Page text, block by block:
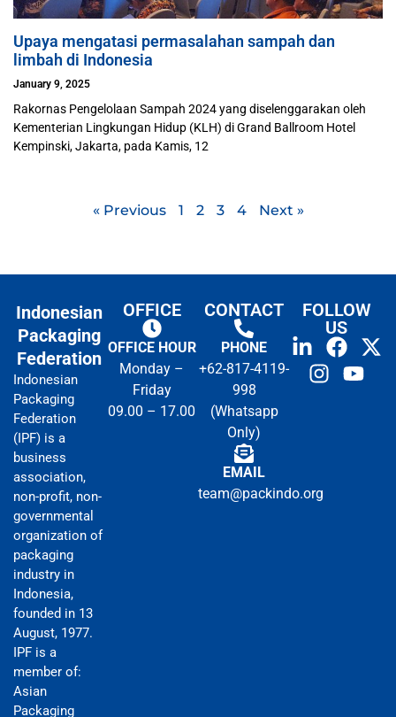
Upaya mengatasi permasalahan sampah dan
limbah di Indonesia
January 9, 2025
Rakornas Pengelolaan Sampah 2024 yang diselenggarakan oleh
Kementerian Lingkungan Hidup (KLH) di Grand Ballroom Hotel
Kempinski, Jakarta, pada Kamis, 12
« Previous 1 2 3 4 Next »
Indonesian
Packaging
Federation
Indonesian
Packaging
Federation
(IPF) is a
business
association,
non-profit, non-
governmental
organization of
packaging
industry in
Indonesia,
founded in 13
August, 1977.
IPF is a
member of:
Asian
Packaging
OFFICE
OFFICE HOUR
Monday –
Friday
09.00 – 17.00
CONTACT
PHONE
+62-817-4119-
998
(Whatsapp
Only)
EMAIL
team@packindo.org
FOLLOW
US